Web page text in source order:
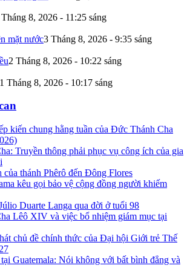
8, 2026 - 11:25 sáng
mặt nước3 Tháng 8, 2026 - 9:35 sáng
2 Tháng 8, 2026 - 10:22 sáng
1 Tháng 8, 2026 - 10:17 sáng
kiến chung hằng tuần của Đức Thánh Cha
Truyền thông phải phục vụ công ích của gia
của thánh Phêrô đến Đông Flores
kêu gọi bảo vệ cộng đồng người khiếm
Duarte Langa qua đời ở tuổi 98
Lêô XIV và việc bổ nhiệm giám mục tại
chủ đề chính thức của Đại hội Giới trẻ Thế
Guatemala: Nói không với bất bình đẳng và